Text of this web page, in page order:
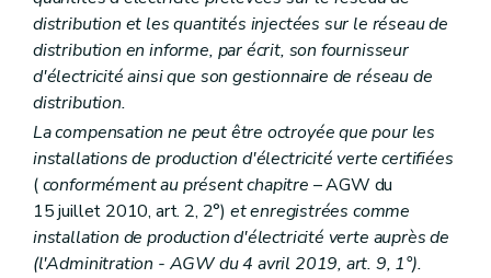
distribution et les quantités injectées sur le réseau de
distribution en informe, par écrit, son fournisseur
d'électricité ainsi que son gestionnaire de réseau de
distribution.
La compensation ne peut être octroyée que pour les
installations de production d'électricité verte certifiées
(conformément au présent chapitre – AGW du
15 juillet 2010, art. 2, 2°) et enregistrées comme
installation de production d'électricité verte auprès de
(l'Adminitration - AGW du 4 avril 2019, art. 9, 1°).